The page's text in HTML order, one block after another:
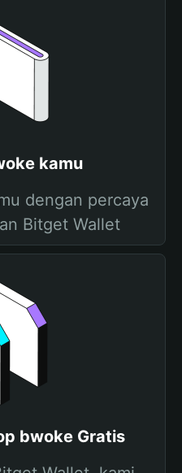
kamu
dengan percaya
Bitget Wallet
bwoke Gratis